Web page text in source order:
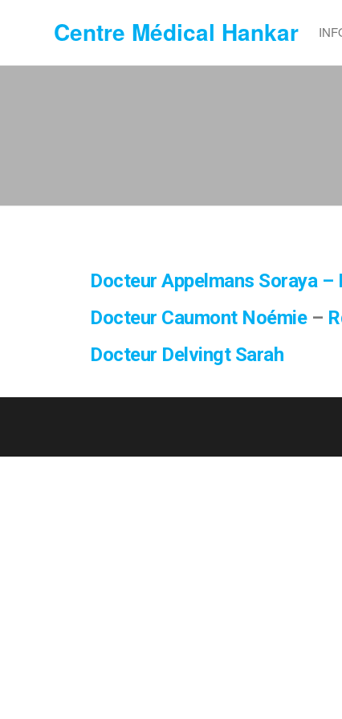
Centre Médical Hankar
Docteur Appelmans Soraya
Docteur Caumont Noémie –
Docteur Delvingt Sarah